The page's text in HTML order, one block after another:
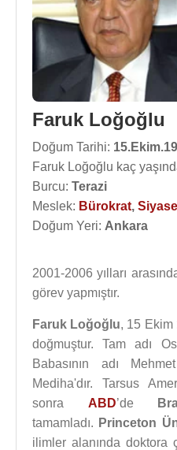
Faruk Loğoğlu
Doğum Tarihi:
Faruk Loğoğlu kaç
Burcu: Terazi
Meslek: Bürokrat,
Doğum Yeri: Ankara
2001-2006 yılları
görev yapmıştır.
Faruk Loğoğlu, 15 Ekim
doğmuştur. Tam adı
Babasının adı
Mediha'dır. Tarsus
sonra ABD’de
tamamladı. Princeton
ilimler alanında doktora